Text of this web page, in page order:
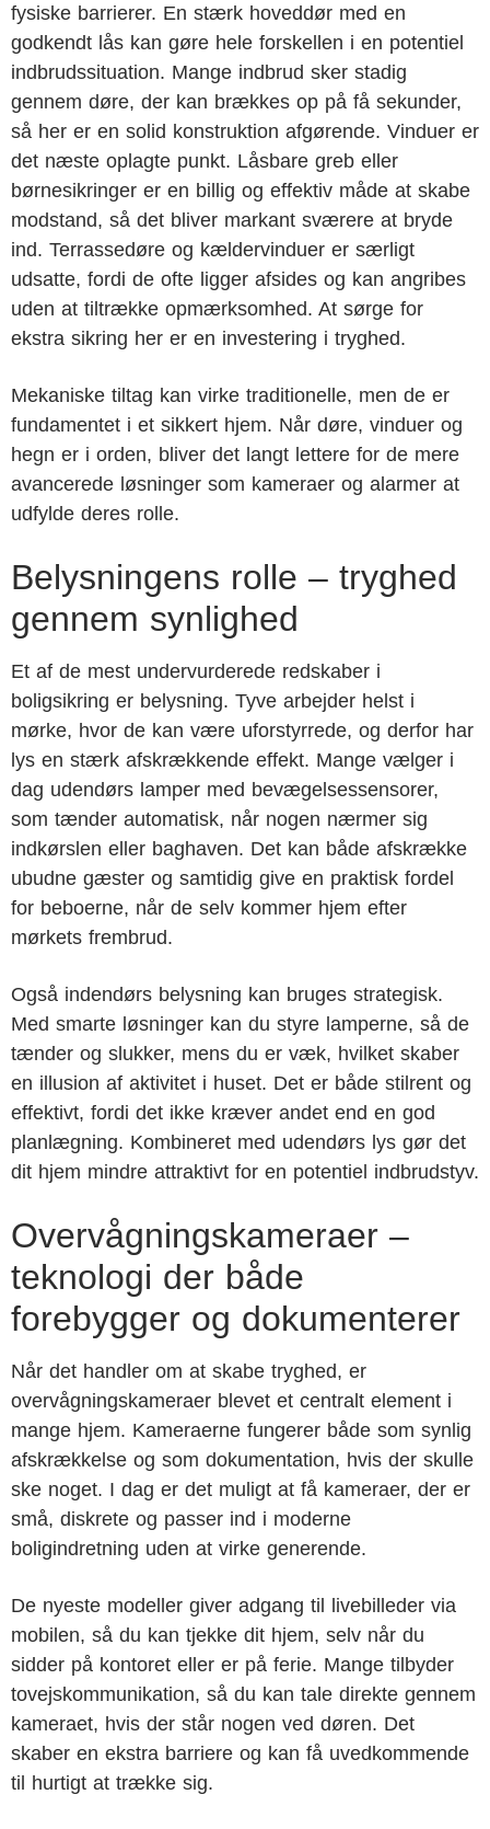
fysiske barrierer. En stærk hoveddør med en
godkendt lås kan gøre hele forskellen i en potentiel
indbrudssituation. Mange indbrud sker stadig
gennem døre, der kan brækkes op på få sekunder,
så her er en solid konstruktion afgørende. Vinduer er
det næste oplagte punkt. Låsbare greb eller
børnesikringer er en billig og effektiv måde at skabe
modstand, så det bliver markant sværere at bryde
ind. Terrassedøre og kældervinduer er særligt
udsatte, fordi de ofte ligger afsides og kan angribes
uden at tiltrække opmærksomhed. At sørge for
ekstra sikring her er en investering i tryghed.
Mekaniske tiltag kan virke traditionelle, men de er
fundamentet i et sikkert hjem. Når døre, vinduer og
hegn er i orden, bliver det langt lettere for de mere
avancerede løsninger som kameraer og alarmer at
udfylde deres rolle.
Belysningens rolle – tryghed
gennem synlighed
Et af de mest undervurderede redskaber i
boligsikring er belysning. Tyve arbejder helst i
mørke, hvor de kan være uforstyrrede, og derfor har
lys en stærk afskrækkende effekt. Mange vælger i
dag udendørs lamper med bevægelsessensorer,
som tænder automatisk, når nogen nærmer sig
indkørslen eller baghaven. Det kan både afskrække
ubudne gæster og samtidig give en praktisk fordel
for beboerne, når de selv kommer hjem efter
mørkets frembrud.
Også indendørs belysning kan bruges strategisk.
Med smarte løsninger kan du styre lamperne, så de
tænder og slukker, mens du er væk, hvilket skaber
en illusion af aktivitet i huset. Det er både stilrent og
effektivt, fordi det ikke kræver andet end en god
planlægning. Kombineret med udendørs lys gør det
dit hjem mindre attraktivt for en potentiel indbrudstyv.
Overvågningskameraer –
teknologi der både
forebygger og dokumenterer
Når det handler om at skabe tryghed, er
overvågningskameraer blevet et centralt element i
mange hjem. Kameraerne fungerer både som synlig
afskrækkelse og som dokumentation, hvis der skulle
ske noget. I dag er det muligt at få kameraer, der er
små, diskrete og passer ind i moderne
boligindretning uden at virke generende.
De nyeste modeller giver adgang til livebilleder via
mobilen, så du kan tjekke dit hjem, selv når du
sidder på kontoret eller er på ferie. Mange tilbyder
tovejskommunikation, så du kan tale direkte gennem
kameraet, hvis der står nogen ved døren. Det
skaber en ekstra barriere og kan få uvedkommende
til hurtigt at trække sig.